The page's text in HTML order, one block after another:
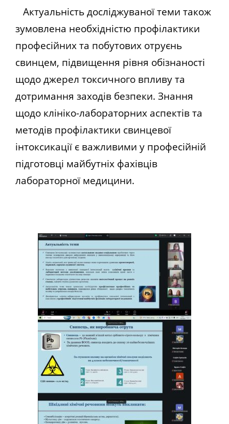
Актуальність досліджуваної теми також
зумовлена необхідністю профілактики
професійних та побутових отруєнь
свинцем, підвищення рівня обізнаності
щодо джерел токсичного впливу та
дотримання заходів безпеки. Знання
щодо клініко-лабораторних аспектів та
методів профілактики свинцевої
інтоксикації є важливими у професійній
підготовці майбутніх фахівців
лабораторної медицини.